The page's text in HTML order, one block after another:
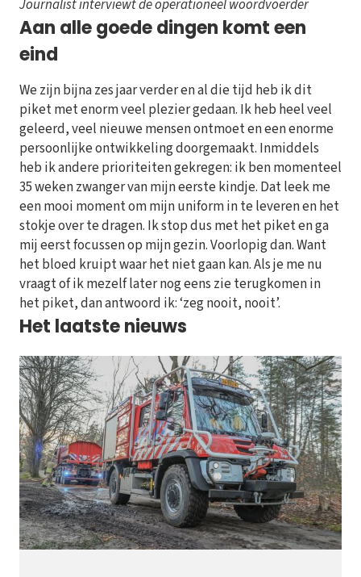
Journalist interviewt de operationeel woordvoerder
Aan alle goede dingen komt een
eind
We zijn bijna zes jaar verder en al die tijd heb ik dit
piket met enorm veel plezier gedaan. Ik heb heel veel
geleerd, veel nieuwe mensen ontmoet en een enorme
persoonlijke ontwikkeling doorgemaakt. Inmiddels
heb ik andere prioriteiten gekregen: ik ben momenteel
35 weken zwanger van mijn eerste kindje. Dat leek me
een mooi moment om mijn uniform in te leveren en het
stokje over te dragen. Ik stop dus met het piket en ga
mij eerst focussen op mijn gezin. Voorlopig dan. Want
het bloed kruipt waar het niet gaan kan. Als je me nu
vraagt of ik mezelf later nog eens zie terugkomen in
het piket, dan antwoord ik: ‘zeg nooit, nooit’.
Het laatste nieuws